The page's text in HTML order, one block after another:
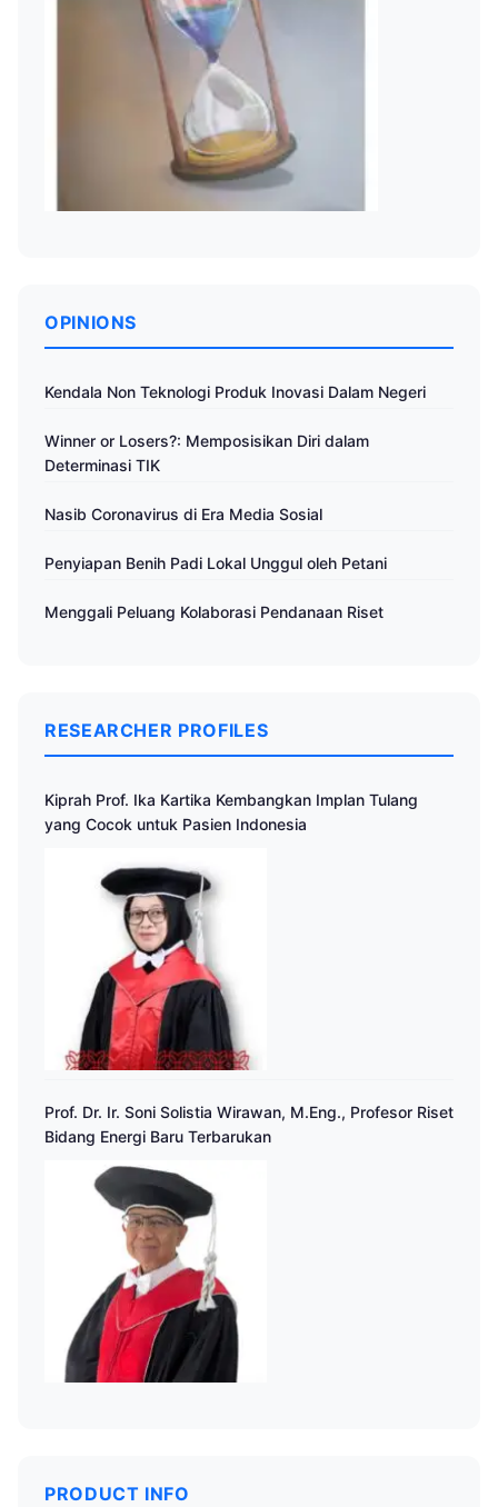
OPINIONS
Kendala Non Teknologi Produk Inovasi Dalam Negeri
Winner or Losers?: Memposisikan Diri dalam
Determinasi TIK
Nasib Coronavirus di Era Media Sosial
Penyiapan Benih Padi Lokal Unggul oleh Petani
Menggali Peluang Kolaborasi Pendanaan Riset
RESEARCHER PROFILES
Kiprah Prof. Ika Kartika Kembangkan Implan Tulang
yang Cocok untuk Pasien Indonesia
Prof. Dr. Ir. Soni Solistia Wirawan, M.Eng., Profesor Riset
Bidang Energi Baru Terbarukan
PRODUCT INFO